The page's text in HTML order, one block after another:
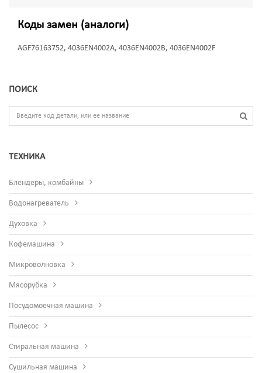
Коды замен (аналоги)
AGF76163752, 4036EN4002A, 4036EN4002B, 4036EN4002F
ПОИСК
ТЕХНИКА
Блендеры, комбайны
Водонагреватель
Духовка
Кофемашина
Микроволновка
Мясорубка
Посудомоечная машина
Пылесос
Стиральная машина
Сушильная машина